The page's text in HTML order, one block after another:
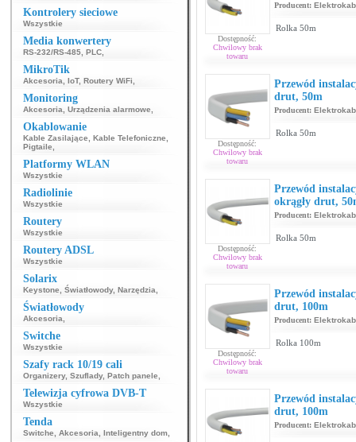
Kontrolery sieciowe
Wszystkie
Media konwertery
RS-232/RS-485 PLC
MikroTik
Akcesoria IoT, Routery WiFi
Monitoring
Akcesoria Urządzenia alarmowe
Okablowanie
Kable Zasilające Kable Telefoniczne
Pigtaile
Platformy WLAN
Wszystkie
Radiolinie
Wszystkie
Routery
Wszystkie
Routery ADSL
Wszystkie
Solarix
Keystone Światłowody, Narzędzia
Światłowody
Akcesoria
Switche
Wszystkie
Szafy rack 10/19 cali
Organizery, Szuflady, Patch panele
Telewizja cyfrowa DVB-T
Wszystkie
Tenda
Switche Akcesoria Inteligentny dom
Dostępność:
Chwilowy brak
towaru
Producent:
Rolka 50m
Dostępność:
Chwilowy brak
towaru
Przewód
drut, 50m
Producent:
Rolka 50m
Dostępność:
Chwilowy brak
towaru
Przewód
okrągły drut,
Producent:
Rolka 50m
Dostępność:
Chwilowy brak
towaru
Przewód
drut, 100m
Producent:
Rolka 100m
Przewód
drut, 100m
Producent: